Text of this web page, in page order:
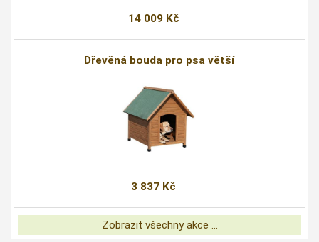
14 009 Kč
Dřevěná bouda pro psa větší
3 837 Kč
Zobrazit všechny akce ...